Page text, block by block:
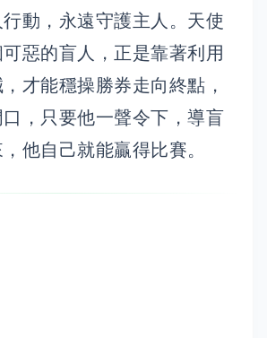
動，永遠守護主人。天使
惡的盲人，正是靠著利用
才能穩操勝券走向終點，
，只要他一聲令下，導盲
他自己就能贏得比賽。